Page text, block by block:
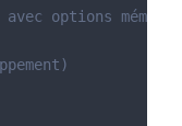
options mémoire